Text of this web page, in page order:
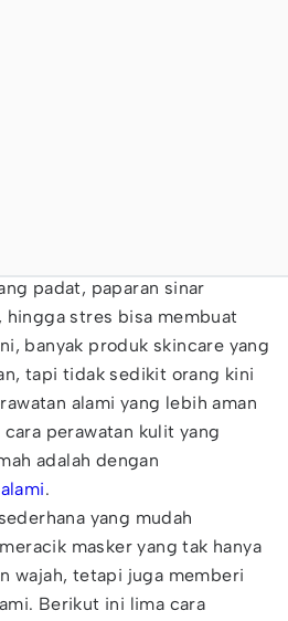
padat, paparan sinar
hingga stres bisa membuat
banyak produk skincare yang
tapi tidak sedikit orang kini
alami yang lebih aman
perawatan kulit yang
adalah dengan
.
yang mudah
masker yang tak hanya
wajah, tetapi juga memberi
Berikut ini lima cara